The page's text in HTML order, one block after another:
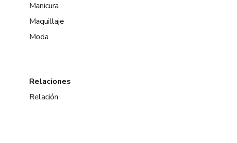
Manicura
Maquillaje
Moda
Relaciones
Relación